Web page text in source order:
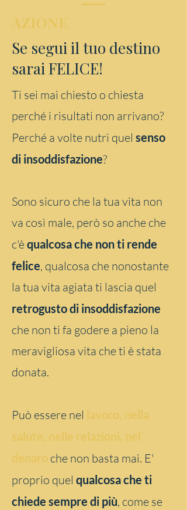
AZIONE
Se segui il tuo destino
sarai FELICE!
Ti sei mai chiesto o chiesta
perché i risultati non arrivano?
Perché a volte nutri quel senso
di insoddisfazione?
Sono sicuro che la tua vita non
va così male, però so anche che
c'èqualcosa che non ti rende
felice, qualcosa che nonostante
la tua vita agiata ti lascia quel
retrogusto di insoddisfazione
che non ti fa godere a pieno la
meravigliosa vita che ti è stata
donata.
Può essere nel lavoro, nella
salute, nelle relazioni, nel
denaro che non basta mai. E'
proprio quel qualcosa che ti
chiede sempre di più, come se